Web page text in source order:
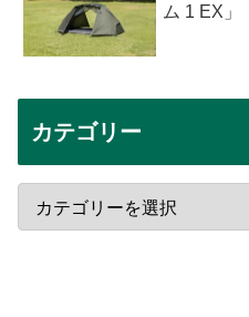
ム 1 EX」
カテゴリー